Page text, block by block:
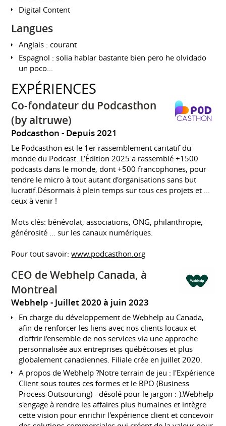
Digital Content
Langues
Anglais : courant
Espagnol : solia hablar bastante bien pero he olvidado
un poco...
EXPÉRIENCES
Co-fondateur du Podcasthon
(by altruwe)
Podcasthon Depuis 2021
Le Podcasthon est le 1er rassemblement caritatif du
monde du Podcast. L’Édition 2025 a rassemblé +1500
podcasts dans le monde, dont +500 francophones, pour
tendre le micro à tout autant d'organisations sans but
lucratif.Désormais à plein temps sur tous ces projets et ...
ceux à venir !
Mots clés: bénévolat, associations, ONG, philanthropie,
générosité ... sur les canaux numériques.
Pour tout savoir:www.podcasthon.org
CEO de Webhelp Canada, à
Montreal
Webhelp Juillet 2020 à juin 2023
En charge du développement de Webhelp au Canada,
afin de renforcer les liens avec nos clients locaux et
d'offrir l'ensemble de nos services via une approche
personnalisée aux entreprises québécoises et plus
globalement canadiennes. Filiale crée en juillet 2020.
A propos de Webhelp ?Notre terrain de jeu : l'Expérience
Client sous toutes ces formes et le BPO (Business
Process Outsourcing) - désolé pour le jargon :-).Webhelp
s'engage à rendre les affaires plus humaines et intègre
cette vision pour enrichir l'expérience client et concevoir